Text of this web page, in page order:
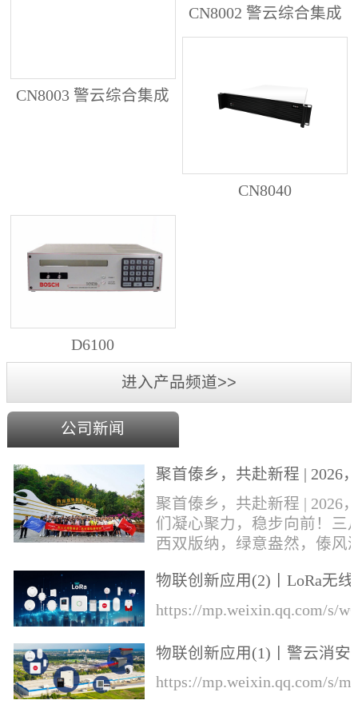
CN8003 警云综合集成
CN8002 警云综合集成
CN8040
D6100
进入产品频道>>
公司新闻
聚首傣乡，共赴新程 | 2026
们凝心聚力，稳步向前！
聚首傣乡，共赴新程 | 2026
们凝心聚力，稳步向前！三
西双版纳，绿意盎然，傣风
风中肆意绽放。丛文&华际
成员奔赴这片雨林热土，开
一场集年会盛典、团建游玩
业培训于一体的专属旅程！
才，展宏图，盛宴锚定前行
向本次旅程的开篇，便迎来
物联创新应用(2)丨LoRa无线
知的综合解决方案
https://mp.weixin.qq.com/s/
物联创新应用(1)丨警云消安
一体预警解决方案
https://mp.weixin.qq.com/s/